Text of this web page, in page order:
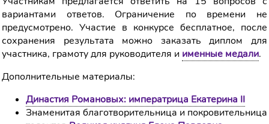
вариантами ответов. Ограничение по времени не
предусмотрено. Участие в конкурсе бесплатное, после
сохранения результата можно заказать диплом для
участника, грамоту для руководителя и именные медали.
Дополнительные материалы:
Династия Романовых: императрица Екатерина II
Знаменитая благотворительница и покровительница